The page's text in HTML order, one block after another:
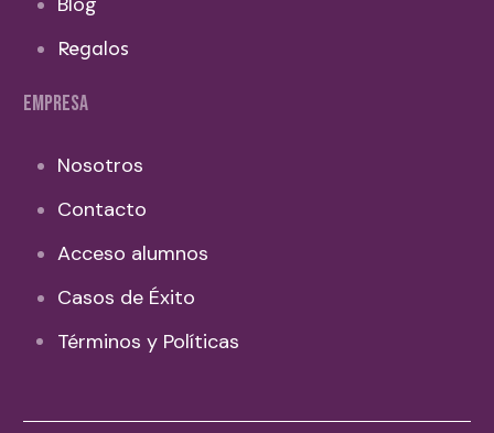
Regalos
EMPRESA
Nosotros
Contacto
Acceso alumnos
Casos de Éxito
Términos y Políticas